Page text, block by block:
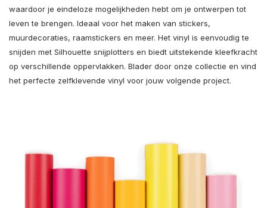
waardoor je eindeloze mogelijkheden hebt om je ontwerpen tot
leven te brengen. Ideaal voor het maken van stickers,
muurdecoraties, raamstickers en meer. Het vinyl is eenvoudig te
snijden met Silhouette snijplotters en biedt uitstekende kleefkracht
op verschillende oppervlakken. Blader door onze collectie en vind
het perfecte zelfklevende vinyl voor jouw volgende project.